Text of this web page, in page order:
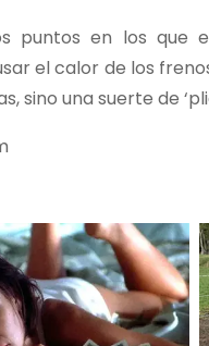
puntos en los que
el calor de los
sino una suerte de